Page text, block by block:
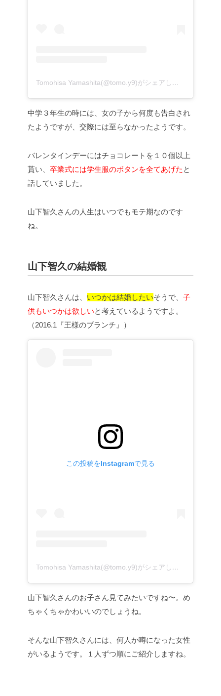
Tomohisa Yamashita(@tomo.y9)がシェアした投稿
中学３年生の時には、女の子から何度も告白され
たようですが、交際には至らなかったようです。
バレンタインデーにはチョコレートを１０個以上
貰い、 卒業式には学生服のボタンを全てあげた と
話していました。
山下智久さんの人生はいつでもモテ期なのです
ね。
山下智久の結婚観
山下智久さんは、 いつかは結婚したいそうで、 子
供もいつかは欲しいと考えているようですよ。
（2016.1『王様のブランチ』）
この投稿をInstagramで見る
Tomohisa Yamashita(@tomo.y9)がシェアした投稿
山下智久さんのお子さん見てみたいですね〜。め
ちゃくちゃかわいいのでしょうね。
そんな山下智久さんには、何人か噂になった女性
がいるようです。１人ずつ順にご紹介しますね。